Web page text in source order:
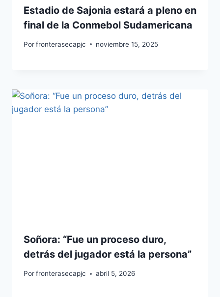
Estadio de Sajonia estará a pleno en
final de la Conmebol Sudamericana
Porfronterasecapjc noviembre 15, 2025
Soñora: “Fue un proceso duro,
detrás del jugador está la persona”
Porfronterasecapjc abril 5, 2026